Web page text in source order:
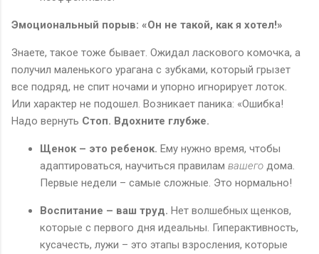
Эмоциональный порыв: «Он не такой, как я хотел!»
Знаете, такое тоже бывает. Ожидал ласкового комочка, а
получил маленького урагана с зубками, который грызет
все подряд, не спит ночами и упорно игнорирует лоток.
Или характер не подошел. Возникает паника: «Ошибка!
Надо вернуть Стоп. Вдохните глубже.
Щенок – это ребенок. Ему нужно время, чтобы
адаптироваться, научиться правилам вашего дома.
Первые недели – самые сложные. Это нормально!
Воспитание – ваш труд. Нет волшебных щенков,
которые с первого дня идеальны. Гиперактивность,
кусачесть, лужи – это этапы взросления, которые